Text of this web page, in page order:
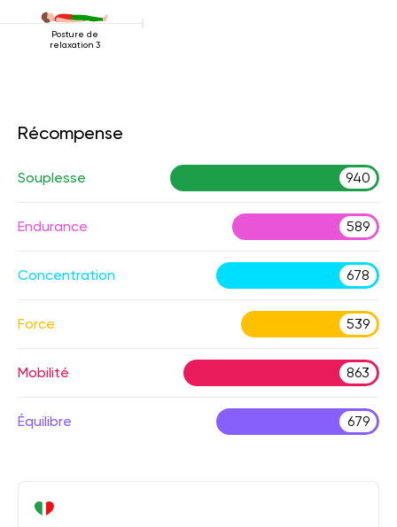
Posture de
relaxation 3
Récompense
Souplesse 940
Endurance 589
Concentration 678
Force 539
Mobilité 863
Équilibre 679